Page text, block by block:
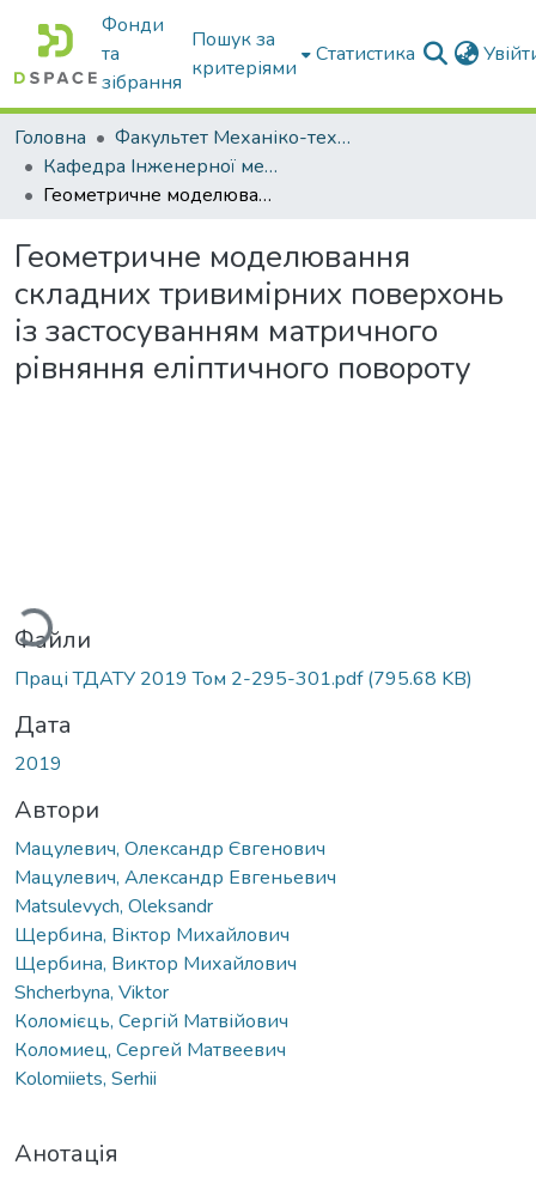
Фонди
та
зібрання
Пошук за
критеріями
Статистика
Головна
Факультет Механіко-технологічний
Кафедра Інженерної механіки та комп'ютерного проектування
Геометричне моделювання складних тривимірних поверхонь із застосуванням матричного рівняння еліптичного повороту
Геометричне моделювання
складних тривимірних поверхонь
із застосуванням матричного
рівняння еліптичного повороту
Вантажиться...
Файли
Праці ТДАТУ 2019 Том 2-295-301.pdf(795.68 KB)
Дата
2019
Автори
Мацулевич, Олександр Євгенович
Мацулевич, Александр Евгеньевич
Matsulevych, Oleksandr
Щербина, Віктор Михайлович
Щербина, Виктор Михайлович
Shсherbyna, Viktor
Коломієць, Сергій Матвійович
Коломиец, Сергей Матвеевич
Kolomiiets, Serhii
Анотація